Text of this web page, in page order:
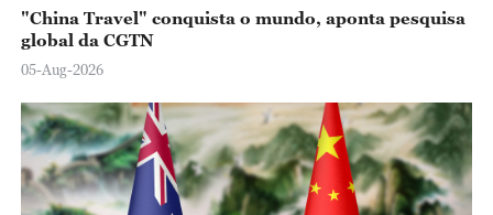
"China Travel" conquista o mundo, aponta pesquisa
global da CGTN
05-Aug-2026